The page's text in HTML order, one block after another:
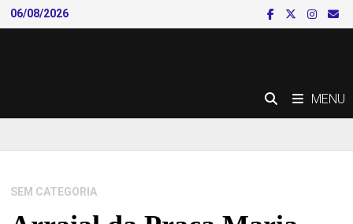
Skip
to
06/08/2026
MENU
SEM CATEGORIA